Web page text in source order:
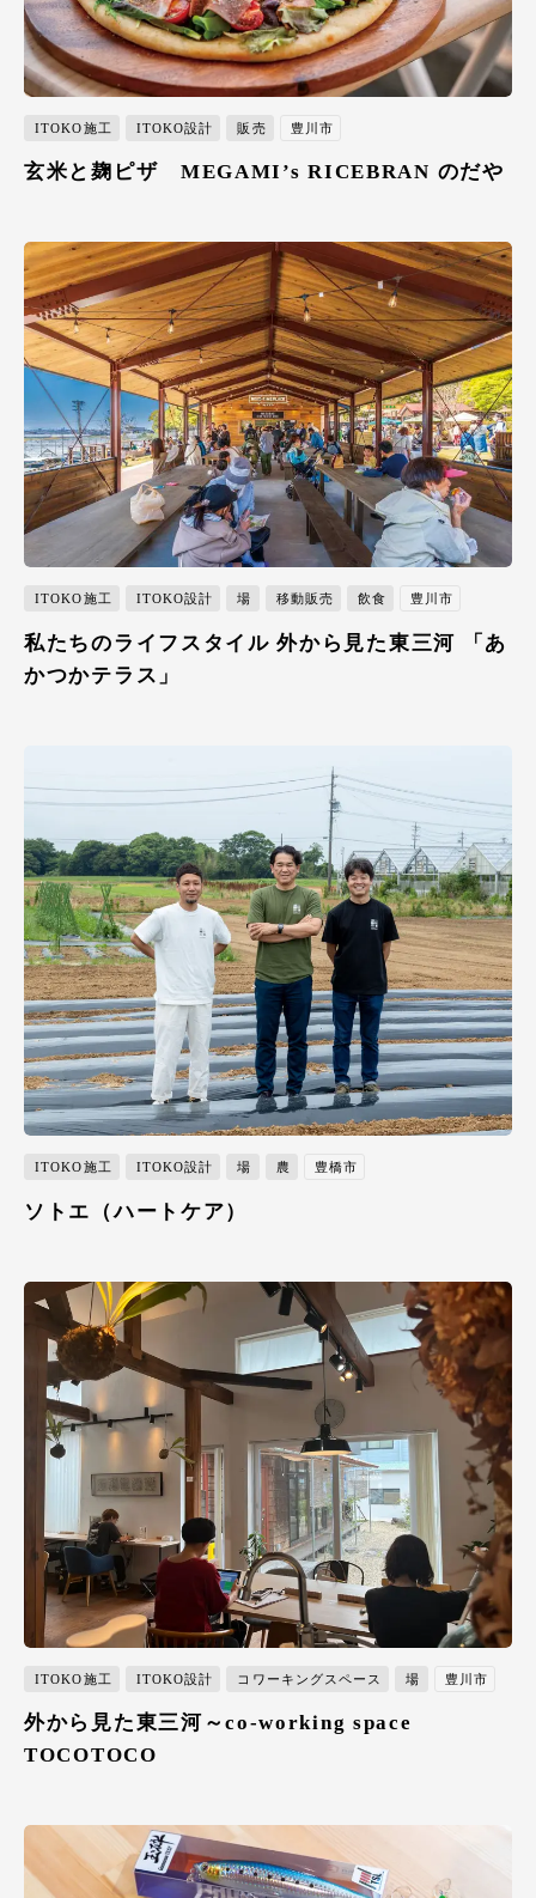
ITOKO施工 ITOKO設計 販売 豊川市
玄米と麹ピザ MEGAMI’s RICEBRAN のだや
ITOKO施工 ITOKO設計 場 移動販売 飲食 豊川市
私たちのライフスタイル 外から見た東三河 「あ
かつかテラス」
ITOKO施工 ITOKO設計 場 農 豊橋市
ソトエ（ハートケア）
ITOKO施工 ITOKO設計 コワーキングスペース 場 豊川市
外から見た東三河～co-working space
TOCOTOCO